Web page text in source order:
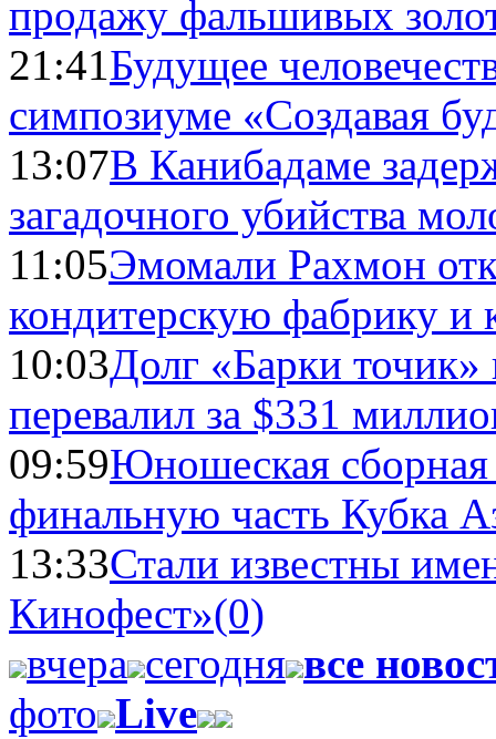
продажу фальшивых
21:41Будущее
симпозиуме «Создавая
13:07В Канибадаме
загадочного убийства
11:05Эмомали Рахмон
кондитерскую фабрику и
10:03Долг «Барки
перевалил за $331
09:59Юношеская
финальную часть Кубка
13:33Стали известны
Кинофест»(0)
вчера сегодня все
фото Live